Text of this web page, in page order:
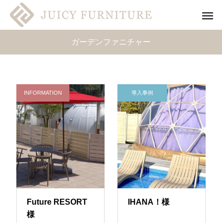
ガーデンファニチャー
INFORMATION
Future RESORT
様
導入事例
IHANA！様